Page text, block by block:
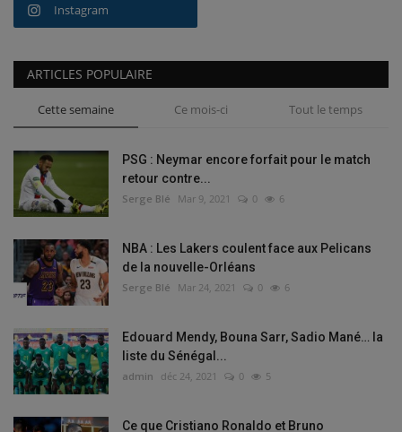
Instagram
ARTICLES POPULAIRE
Cette semaine Ce mois-ci Tout le temps
PSG : Neymar encore forfait pour le match
retour contre...
Serge Blé Mar 9, 2021 0 6
NBA : Les Lakers coulent face aux Pelicans
de la nouvelle-Orléans
Serge Blé Mar 24, 2021 0 6
Edouard Mendy, Bouna Sarr, Sadio Mané… la
liste du Sénégal...
admin déc 24, 2021 0 5
Ce que Cristiano Ronaldo et Bruno